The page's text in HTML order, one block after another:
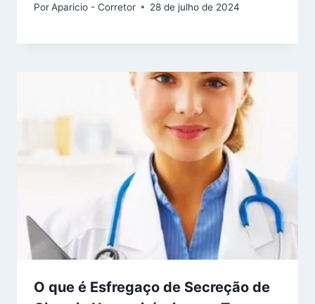
PorAparicio - Corretor 28 de julho de 2024
O que é Esfregaço de Secreção de